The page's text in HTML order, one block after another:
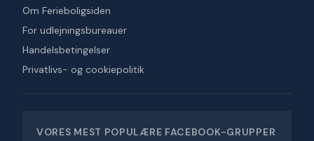
Om Ferieboligsiden
For udlejningsbureauer
Handelsbetingelser
Privatlivs- og cookiepolitik
VORES MEST POPULÆRE FACEBOOK-GRUPPER